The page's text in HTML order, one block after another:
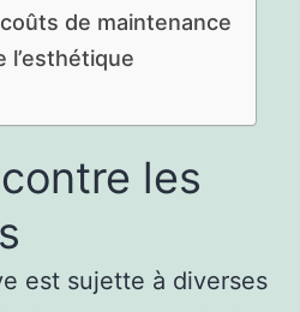
de maintenance
l’esthétique
les
est sujette à diverses